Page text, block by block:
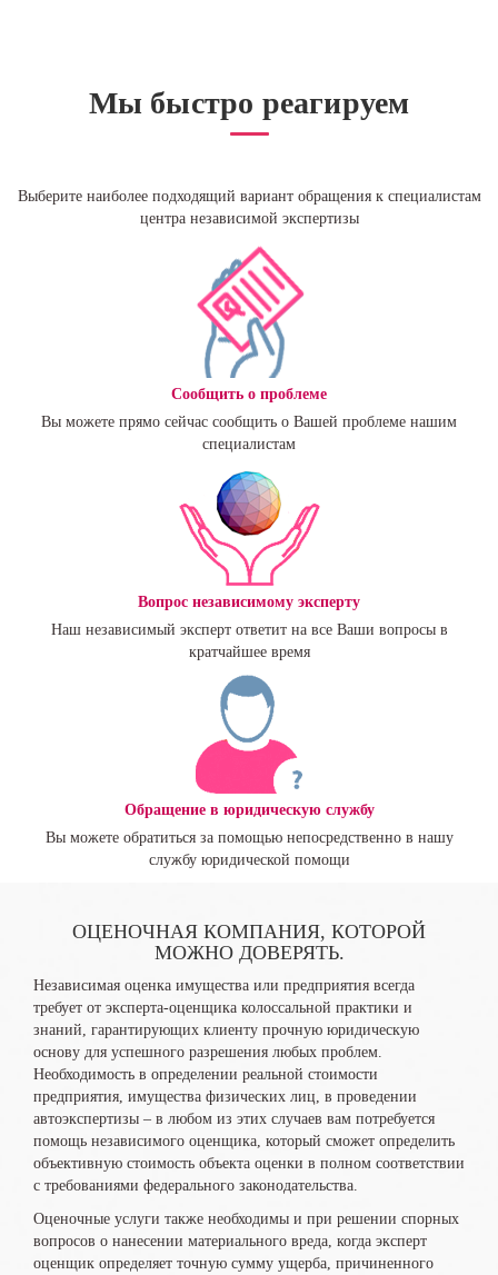
Мы быстро реагируем
Выберите наиболее подходящий вариант обращения к специалистам
центра независимой экспертизы
Сообщить о проблеме
Вы можете прямо сейчас сообщить о Вашей проблеме нашим
специалистам
Вопрос независимому эксперту
Наш независимый эксперт ответит на все Ваши вопросы в
кратчайшее время
Обращение в юридическую службу
Вы можете обратиться за помощью непосредственно в нашу
службу юридической помощи
ОЦЕНОЧНАЯ КОМПАНИЯ, КОТОРОЙ
МОЖНО ДОВЕРЯТЬ.
Независимая оценка имущества или предприятия всегда
требует от эксперта-оценщика колоссальной практики и
знаний, гарантирующих клиенту прочную юридическую
основу для успешного разрешения любых проблем.
Необходимость в определении реальной стоимости
предприятия, имущества физических лиц, в проведении
автоэкспертизы – в любом из этих случаев вам потребуется
помощь независимого оценщика, который сможет определить
объективную стоимость объекта оценки в полном соответствии
с требованиями федерального законодательства.
Оценочные услуги также необходимы и при решении спорных
вопросов о нанесении материального вреда, когда эксперт
оценщик определяет точную сумму ущерба, причиненного